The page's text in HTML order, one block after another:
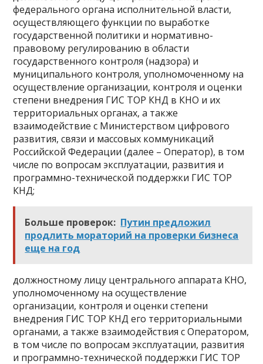
федерального органа исполнительной власти,
осуществляющего функции по выработке
государственной политики и нормативно-
правовому регулированию в области
государственного контроля (надзора) и
муниципального контроля, уполномоченному на
осуществление организации, контроля и оценки
степени внедрения ГИС ТОР КНД в КНО и их
территориальных органах, а также
взаимодействие с Министерством цифрового
развития, связи и массовых коммуникаций
Российской Федерации (далее – Оператор), в том
числе по вопросам эксплуатации, развития и
программно-технической поддержки ГИС ТОР
КНД;
Больше проверок: Путин предложил
продлить мораторий на проверки бизнеса
еще на год
должностному лицу центрального аппарата КНО,
уполномоченному на осуществление
организации, контроля и оценки степени
внедрения ГИС ТОР КНД его территориальными
органами, а также взаимодействия с Оператором,
в том числе по вопросам эксплуатации, развития
и программно-технической поддержки ГИС ТОР